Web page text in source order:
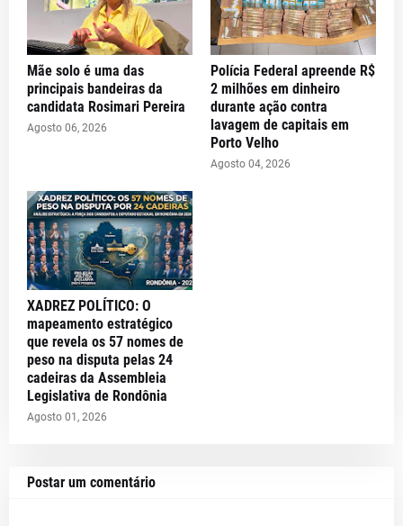
Mãe solo é uma das
principais bandeiras da
candidata Rosimari Pereira
Agosto 06, 2026
Polícia Federal apreende R$
2 milhões em dinheiro
durante ação contra
lavagem de capitais em
Porto Velho
Agosto 04, 2026
XADREZ POLÍTICO: O
mapeamento estratégico
que revela os 57 nomes de
peso na disputa pelas 24
cadeiras da Assembleia
Legislativa de Rondônia
Agosto 01, 2026
Postar um comentário